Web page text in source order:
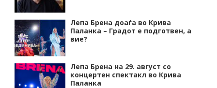
Лепа Брена доаѓа во Крива
Паланка – Градот е подготвен, а
вие?
Лепа Брена на 29. август со
концертен спектакл во Крива
Паланка